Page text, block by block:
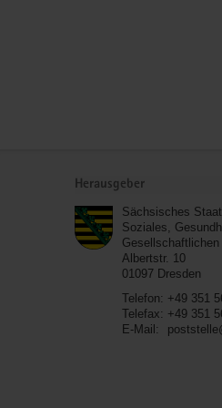
Herausgeber
Sächsisches
Soziales,
Albertstr. 10
01097 Dresden
Telefon: +49 351
Telefax: +49 351
E-Mail: